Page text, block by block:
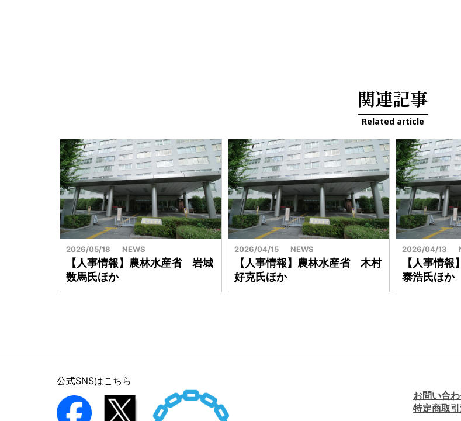
関連記事
Related article
2026/05/18 NEWS
【人事情報】農林水産省 岩城
数馬氏ほか
2026/04/15 NEWS
【人事情報】農林水産省 木村
好克氏ほか
2026/04/13
【人事情
泰浩氏ほか
公式SNSはこちら
お問い合
特定商取